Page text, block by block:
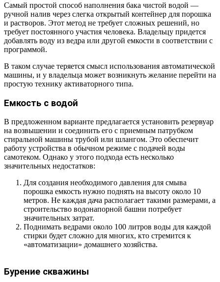
Самый простой способ наполнения бака чистой водой —
ручной налив через слегка открытый контейнер для порошка
и растворов. Этот метод не требует сложных решений, но
требует постоянного участия человека. Владельцу придется
добавлять воду из ведра или другой емкости в соответствии с
программой.
В таком случае теряется смысл использования автоматической
машины, и у владельца может возникнуть желание перейти на
простую технику активаторного типа.
Емкость с водой
В предложенном варианте предлагается установить резервуар
на возвышении и соединить его с приемным патрубком
стиральной машины трубой или шлангом. Это обеспечит
работу устройства в обычном режиме с подачей воды
самотеком. Однако у этого подхода есть несколько
значительных недостатков:
Для создания необходимого давления для смыва
порошка емкость нужно поднять на высоту около 10
метров. Не каждая дача располагает такими размерами, а
строительство водонапорной башни потребует
значительных затрат.
Поднимать ведрами около 100 литров воды для каждой
стирки будет сложно для многих, кто стремится к
«автоматизации» домашнего хозяйства.
Бурение скважины